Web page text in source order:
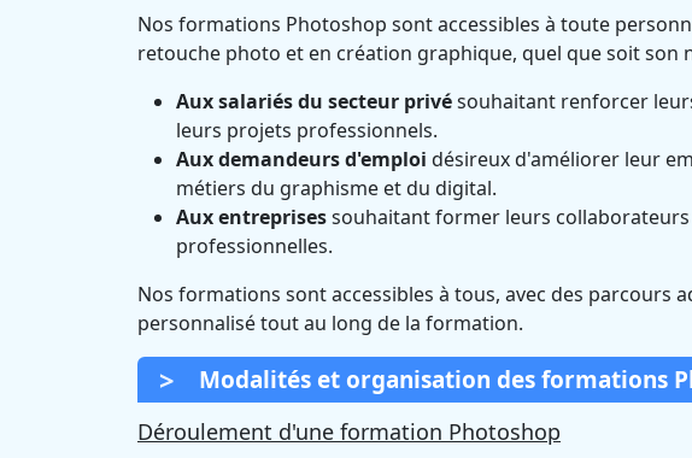
Nos formations Photoshop sont accessibles à toute
retouche photo et en création graphique, quel que soit son
Aux salariés du secteur privésouhaitant renforcer
leurs projets professionnels.
Aux demandeurs d'emploi désireux d'améliorer leur
métiers du graphisme et du digital.
Aux entreprisessouhaitant former leurs
professionnelles.
Nos formations sont accessibles à tous, avec des parcours
personnalisé tout au long de la formation.
Modalités et organisation des formations
Déroulement d'une formation Photoshop